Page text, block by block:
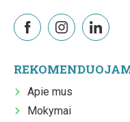
Apie mus
Mokymai